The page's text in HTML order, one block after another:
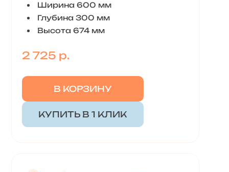
Ширина 600 мм
Глубина 300 мм
Высота 674 мм
2 725 р.
В КОРЗИНУ
КУПИТЬ В 1 КЛИК